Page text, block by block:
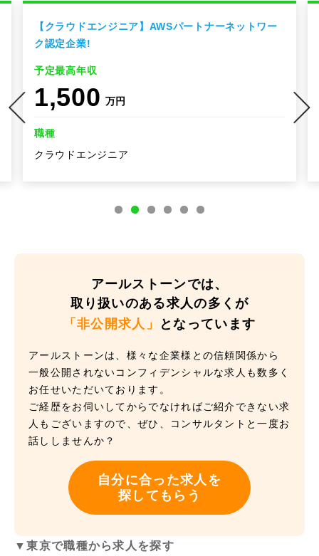
【クラウドエンジニア】AWSパートナーネットワー
ク認定企業!
予定最高年収
1,500 万円
職種
クラウドエンジニア
アールストーンでは、
取り扱いのある求人の多くが
「非公開求人」
となっています
アールストーンは、様々な企業様との信頼関係から
一般公開されないコンフィデンシャルな求人も数多く
お任せいただいております。
ご経歴をお伺いしてからでなければご紹介できない求
人もございますので、ぜひ、コンサルタントと一度お
話ししませんか？
自分に合った求人を
探してもらう
▼東京で職種から求人を探す